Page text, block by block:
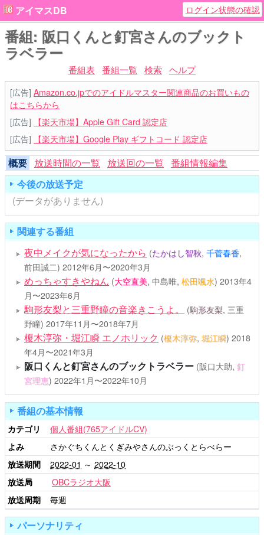
アイマスDB ログイン状態の確認
番組: 阪口くんと釘宮さんのブックト
ラベラー
番組表 番組一覧 検索 ヘルプ
[広告] Amazon.co.jpでのアイドルマスター関連商品のお買いもの
はこちらから
[広告]
【楽天市場】Apple Gift Card 認定店
[広告]
【楽天市場】Google Play ギフトコード 認定店
概要 放送時間の一覧 放送回の一覧 番組情報編集
今後の放送予定
(データがありません)
関連する番組
夜中メイクが気になったから (たかはし智秋, 千菅春香,
前田誠二) 2012年6月〜2020年3月
めっちゃすきやねん (大空直美, 中島唯, 松田颯水) 2013年4
月〜2023年6月
駒形友梨と三重野瞳の音楽きこうよ。 (駒形友梨, 三重
野瞳) 2017年11月〜2018年7月
榎木淳弥・堀江瞬 エノホリック (榎木淳弥, 堀江瞬) 2018
年4月〜2021年3月
阪口くんと釘宮さんのブックトラベラー (阪口大助, 釘
宮理恵) 2022年1月〜2022年10月
番組の基本情報
カテゴリ
個人番組(765アイドルCV)
よみ
さかぐちくんとくぎみやさんのぶっくとらべらー
放送期間
2022-01 ～ 2022-10
放送局
OBCラジオ大阪
放送周期
毎週
パーソナリティ